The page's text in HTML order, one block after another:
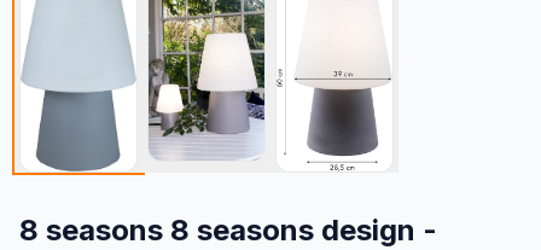
8 seasons 8 seasons design -